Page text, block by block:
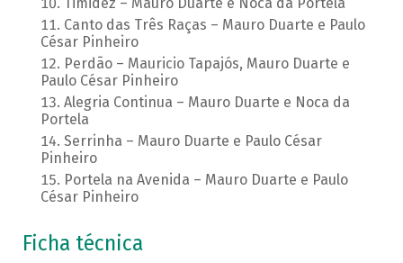
Timidez – Mauro Duarte e Noca da Portela
Canto das Três Raças – Mauro Duarte e Paulo
César Pinheiro
Perdão – Mauricio Tapajós, Mauro Duarte e
Paulo César Pinheiro
Alegria Continua – Mauro Duarte e Noca da
Portela
Serrinha – Mauro Duarte e Paulo César
Pinheiro
Portela na Avenida – Mauro Duarte e Paulo
César Pinheiro
Ficha técnica